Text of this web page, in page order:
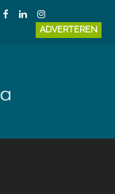
ADVERTEREN